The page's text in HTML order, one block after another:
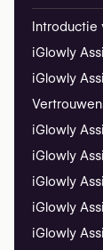
iGlowly
iGlowly
iGlowly
iGlowly
iGlowly
iGlowly
iGlowly